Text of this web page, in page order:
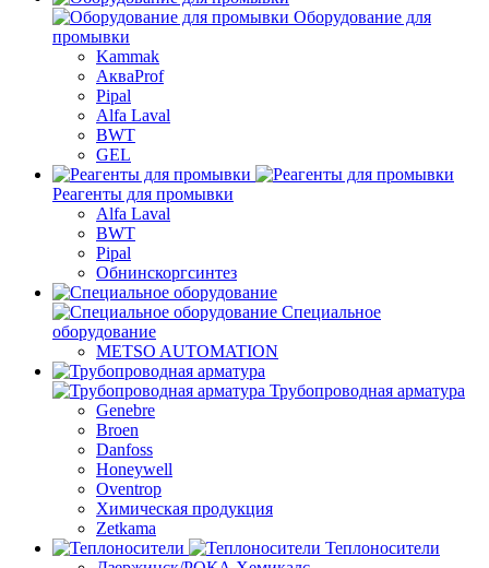
Оборудование для
промывки
Kammak
АкваProf
Pipal
Alfa Laval
BWT
GEL
Реагенты для промывки
Alfa Laval
BWT
Pipal
Обнинскоргсинтез
Специальное
оборудование
METSO AUTOMATION
Трубопроводная арматура
Genebre
Broen
Danfoss
Honeywell
Oventrop
Химическая продукция
Zetkama
Теплоносители